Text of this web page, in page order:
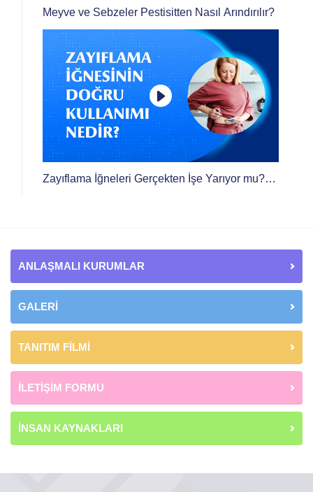
Meyve ve Sebzeler Pestisitten Nasıl Arındırılır?
Zayıflama İğneleri Gerçekten İşe Yarıyor mu?
ANLAŞMALI KURUMLAR
GALERİ
TANITIM FİLMİ
İLETİŞİM FORMU
İNSAN KAYNAKLARI